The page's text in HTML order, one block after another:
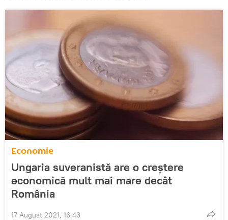
Economie
Ungaria suveranistă are o creștere
economică mult mai mare decât
România
17 August 2021, 16:43